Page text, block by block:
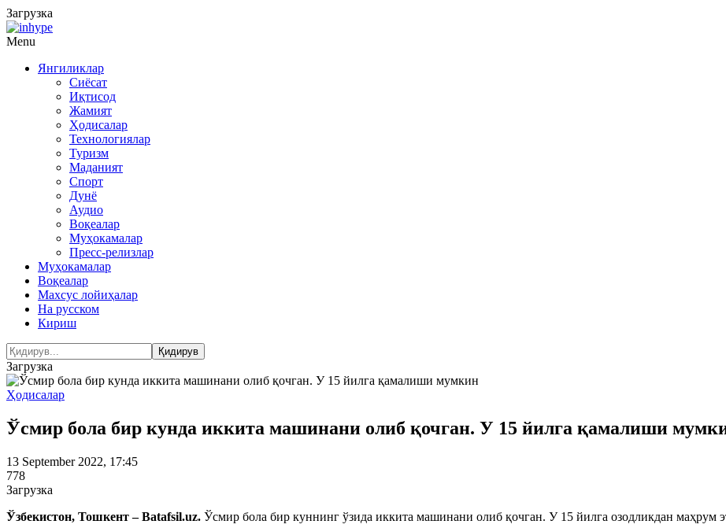
Загрузка
Menu
Янгиликлар
Сиёсат
Иқтисод
Жамият
Ҳодисалар
Технологиялар
Туризм
Маданият
Спорт
Дунё
Аудио
Воқеалар
Муҳокамалар
Пресс-релизлар
Муҳокамалар
Воқеалар
Махсус лойиҳалар
На русском
Кириш
Загрузка
Ҳодисалар
Ўсмир бола бир кунда иккита машинани олиб қочган. У 15 йилга қамалиши
13 September 2022, 17:45
778
Загрузка
Ўзбекистон, Тошкент – Batafsil.uz. Ўсмир бола бир куннинг ўзида иккита машинани олиб қочган. У 15 йилга озодликдан маҳрум